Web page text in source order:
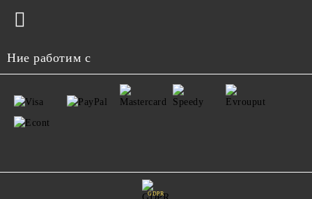
Ние работим с
GDPR